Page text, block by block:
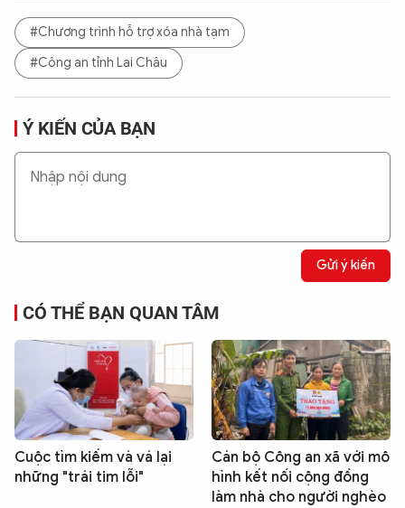
#Chương trình hỗ trợ xóa nhà tạm
#Công an tỉnh Lai Châu
Ý KIẾN CỦA BẠN
Gửi ý kiến
CÓ THỂ BẠN QUAN TÂM
Cuộc tìm kiếm và vá lại
những "trái tim lỗi"
Cán bộ Công an xã với mô
hình kết nối cộng đồng
làm nhà cho người nghèo